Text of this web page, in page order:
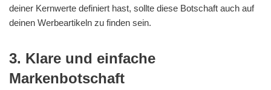
deiner Kernwerte definiert hast, sollte diese Botschaft auch auf
deinen Werbeartikeln zu finden sein.
3. Klare und einfache
Markenbotschaft